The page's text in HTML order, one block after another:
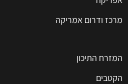
מרכז ודרום אמריקה
המזרח התיכון
הקטבים